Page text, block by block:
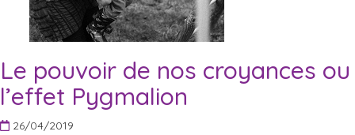
Le pouvoir de nos croyances ou
l’effet Pygmalion
26/04/2019